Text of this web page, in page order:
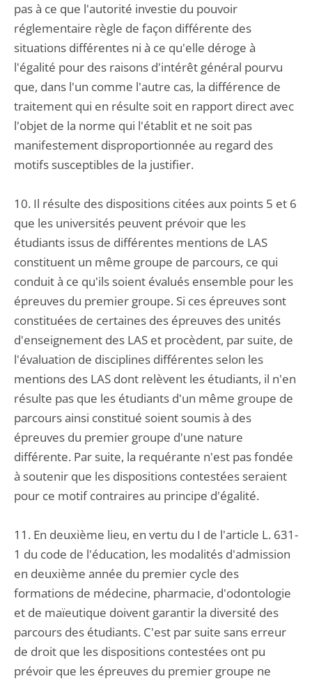
pas à ce que l'autorité investie du pouvoir
réglementaire règle de façon différente des
situations différentes ni à ce qu'elle déroge à
l'égalité pour des raisons d'intérêt général pourvu
que, dans l'un comme l'autre cas, la différence de
traitement qui en résulte soit en rapport direct avec
l'objet de la norme qui l'établit et ne soit pas
manifestement disproportionnée au regard des
motifs susceptibles de la justifier.
10. Il résulte des dispositions citées aux points 5 et 6
que les universités peuvent prévoir que les
étudiants issus de différentes mentions de LAS
constituent un même groupe de parcours, ce qui
conduit à ce qu'ils soient évalués ensemble pour les
épreuves du premier groupe. Si ces épreuves sont
constituées de certaines des épreuves des unités
d'enseignement des LAS et procèdent, par suite, de
l'évaluation de disciplines différentes selon les
mentions des LAS dont relèvent les étudiants, il n'en
résulte pas que les étudiants d'un même groupe de
parcours ainsi constitué soient soumis à des
épreuves du premier groupe d'une nature
différente. Par suite, la requérante n'est pas fondée
à soutenir que les dispositions contestées seraient
pour ce motif contraires au principe d'égalité.
11. En deuxième lieu, en vertu du I de l'article L. 631-
1 du code de l'éducation, les modalités d'admission
en deuxième année du premier cycle des
formations de médecine, pharmacie, d'odontologie
et de maïeutique doivent garantir la diversité des
parcours des étudiants. C'est par suite sans erreur
de droit que les dispositions contestées ont pu
prévoir que les épreuves du premier groupe ne